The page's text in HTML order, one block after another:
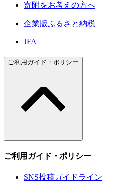
寄附をお考えの方へ
企業版ふるさと納税
JFA
ご利用ガイド・ポリシー
ご利用ガイド・ポリシー
SNS投稿ガイドライン